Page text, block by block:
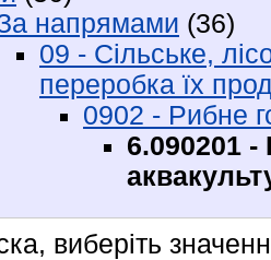
напрямами (36)
09 - Сільське,
переробка їх
0902 - Рибне
6.090201 -
виберіть